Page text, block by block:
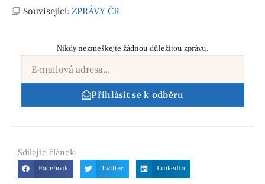
Související: ZPRÁVY ČR
Nikdy nezmeškejte žádnou důležitou zprávu.
Přihlásit se k odběru
Sdílejte článek:
Facebook Twitter LinkedIn